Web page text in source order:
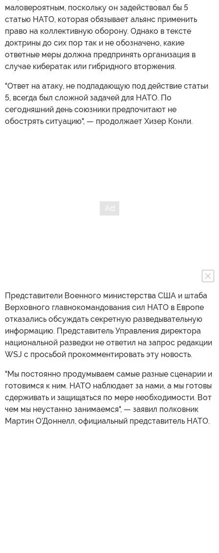
маловероятным, поскольку он задействовал бы 5
статью НАТО, которая обязывает альянс применить
право на коллективную оборону. Однако в тексте
доктрины до сих пор так и не обозначено, какие
ответные меры должна предпринять организация в
случае кибератак или гибридного вторжения.
"Ответ на атаку, не подпадающую под действие статьи
5, всегда был сложной задачей для НАТО. По
сегодняшний день союзники предпочитают не
обострять ситуацию", — продолжает Хизер Конли.
Представители Военного министерства США и штаба
Верховного главнокомандования сил НАТО в Европе
отказались обсуждать секретную разведывательную
информацию. Представитель Управления директора
национальной разведки не ответил на запрос редакции
WSJ с просьбой прокомментировать эту новость.
"Мы постоянно продумываем самые разные сценарии и
готовимся к ним. НАТО наблюдает за нами, а мы готовы
сдерживать и защищаться по мере необходимости. Вот
чем мы неустанно занимаемся", — заявил полковник
Мартин О’Доннелл, официальный представитель НАТО.